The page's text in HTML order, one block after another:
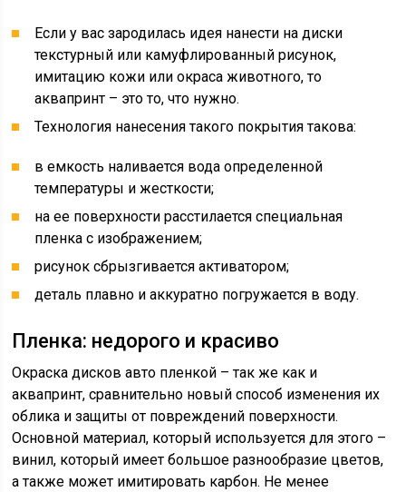
Если у вас зародилась идея нанести на диски
текстурный или камуфлированный рисунок,
имитацию кожи или окраса животного, то
аквапринт – это то, что нужно.
Технология нанесения такого покрытия такова:
в емкость наливается вода определенной
температуры и жесткости;
на ее поверхности расстилается специальная
пленка с изображением;
рисунок сбрызгивается активатором;
деталь плавно и аккуратно погружается в воду.
Пленка: недорого и красиво
Окраска дисков авто пленкой – так же как и
аквапринт, сравнительно новый способ изменения их
облика и защиты от повреждений поверхности.
Основной материал, который используется для этого –
винил, который имеет большое разнообразие цветов,
а также может имитировать карбон. Не менее